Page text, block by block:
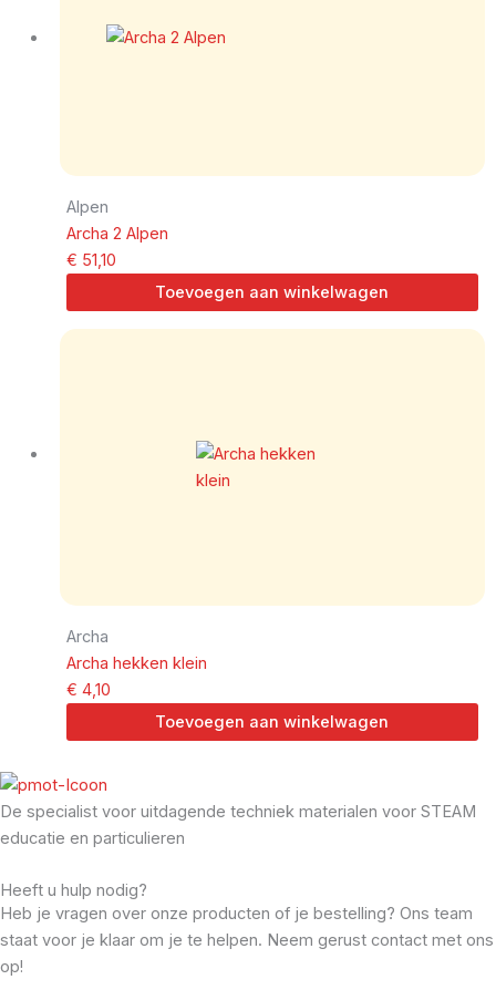
Alpen
Archa 2 Alpen
€ 51,10
Toevoegen aan winkelwagen
Archa
Archa hekken klein
€ 4,10
Toevoegen aan winkelwagen
De specialist voor uitdagende techniek materialen voor STEAM
educatie en particulieren
Heeft u hulp nodig?
Heb je vragen over onze producten of je bestelling? Ons team
staat voor je klaar om je te helpen. Neem gerust contact met ons
op!